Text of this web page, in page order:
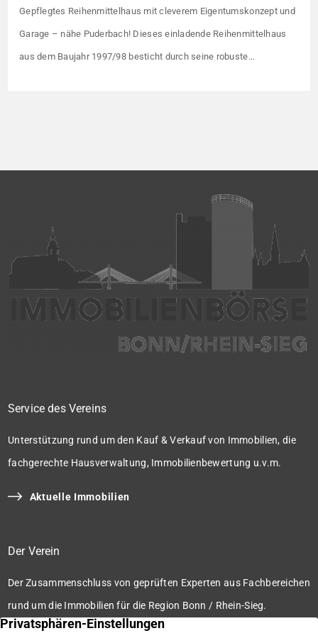
Gepflegtes Reihenmittelhaus mit cleverem Eigentumskonzept und
Garage – nähe Puderbach! Dieses einladende Reihenmittelhaus
aus dem Baujahr 1997/98 besticht durch seine robuste
Veräußert […]
Der Verein
Der Zusammenschluss von geprüften Experten aus Fachbereichen
rund um die Immobilien für die Region Bonn / Rhein-Sieg.
Service des Vereins
Unterstützung rund um den Kauf & Verkauf von Immobilien, die
fachgerechte Hausverwaltung, Immobilienbewertung u.v.m.
Aktuelle Immobilien